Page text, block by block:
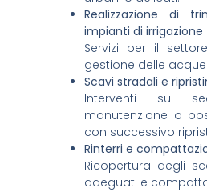
Realizzazione di
impianti di irrigazione
Servizi per il
gestione delle
Scavi stradali e
Interventi su
manutenzione o
con successivo
Rinterri e
Ricopertura degli
adeguati e